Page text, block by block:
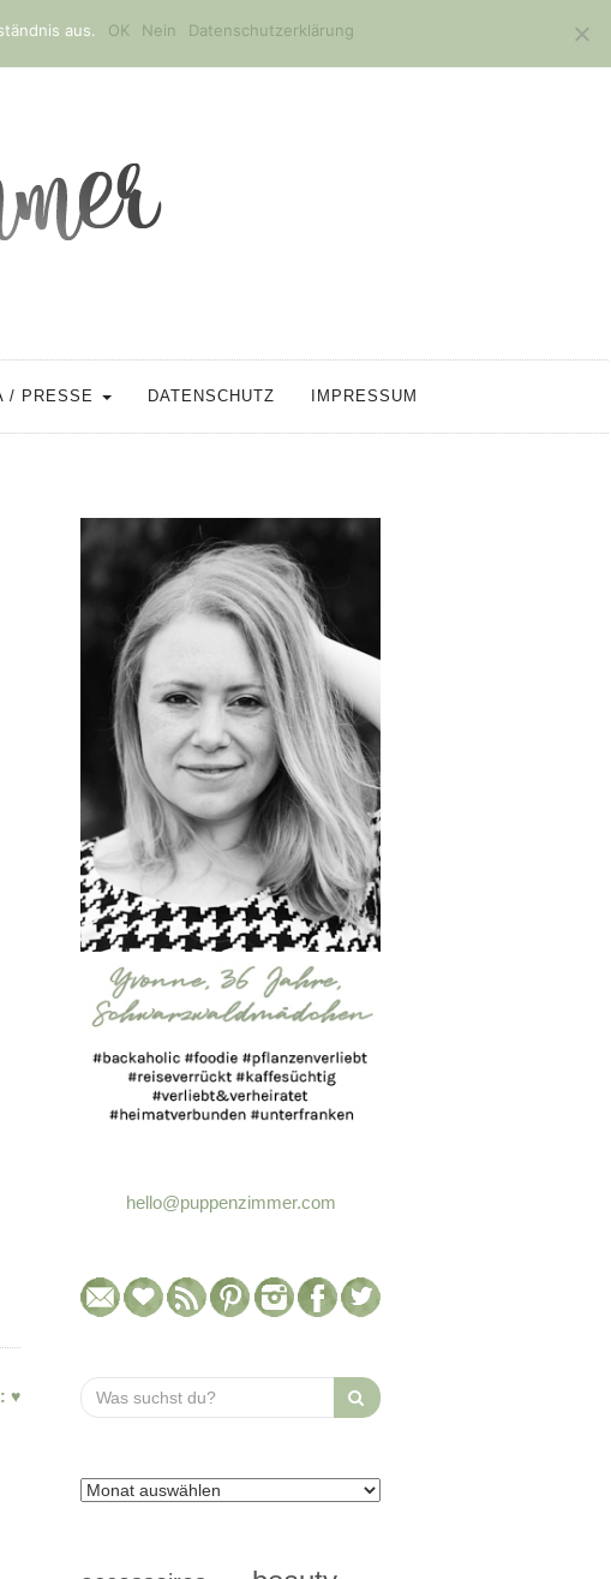
/ PRESSE DATENSCHUTZ IMPRESSUM
♥
hello@puppenzimmer.com
Search
for:
aus. OK Nein Datenschutzerklärung